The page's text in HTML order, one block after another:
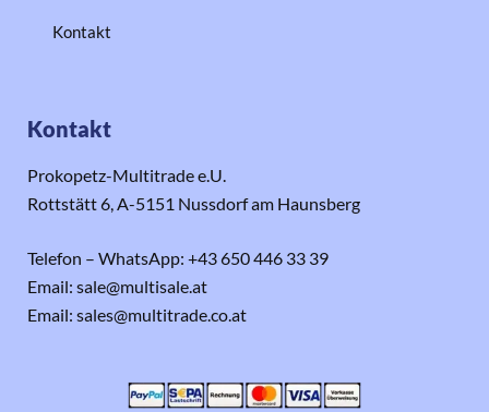
Kontakt
Kontakt
Prokopetz-Multitrade e.U.
Rottstätt 6, A-5151 Nussdorf am Haunsberg
Telefon – WhatsApp: +43 650 446 33 39
Email: sale@multisale.at
Email: sales@multitrade.co.at